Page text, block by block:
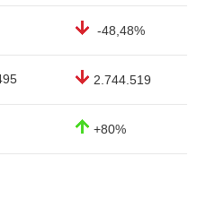
-48,48%
2.744.519
+80%